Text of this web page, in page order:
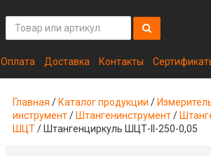
Оплата Доставка Контакты
Главная / Каталог продукции /
инструмент/ Штангенинструмент/
ШЦТ/ Штангенциркуль ШЦТ-II-250-0,05